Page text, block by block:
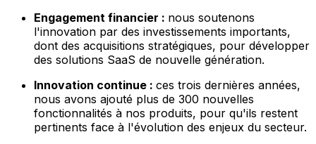
Engagement financier : nous soutenons
l'innovation par des investissements importants,
dont des acquisitions stratégiques, pour développer
des solutions SaaS de nouvelle génération.
Innovation continue : ces trois dernières années,
nous avons ajouté plus de 300 nouvelles
fonctionnalités à nos produits, pour qu'ils restent
pertinents face à l'évolution des enjeux du secteur.